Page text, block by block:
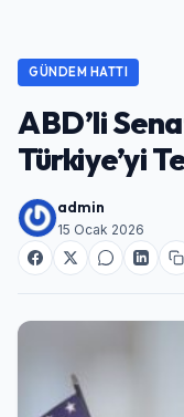
GÜNDEM HATTI
ABD’li
Türkiye’yi
admin
15 Ocak 2026